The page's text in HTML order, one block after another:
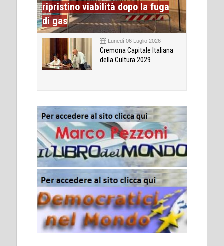
ripristino viabilità dopo la fuga
di gas
Lunedì 06 Luglio 2026
Cremona Capitale Italiana
della Cultura 2029